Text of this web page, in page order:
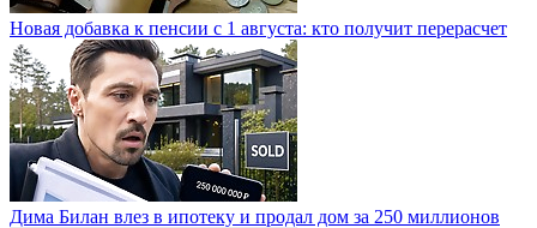
Новая добавка к пенсии с 1 августа: кто получит перерасчет
Дима Билан влез в ипотеку и продал дом за 250 миллионов